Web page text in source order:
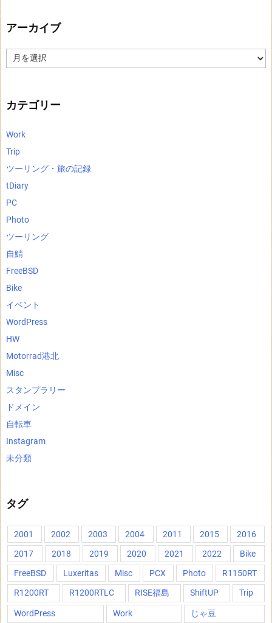
アーカイブ
ー
カテゴリー
Work
Trip
ツーリング・旅の記録
tDiary
PC
Photo
ツーリング
自鯖
FreeBSD
Bike
イベント
WordPress
HW
Motorrad港北
Misc
スタンプラリー
ドメイン
自転車
Instagram
未分類
タグ
2001 2002 2003 2004 2011 2015
2016
2017
2018 2019 2020 2021 2022
Bike
FreeBSD
Luxeritas Misc PCX Photo
R1150RT
R1200RT
R1200RTLC RISE福島 ShiftUP Trip
WordPress Work じゃ豆